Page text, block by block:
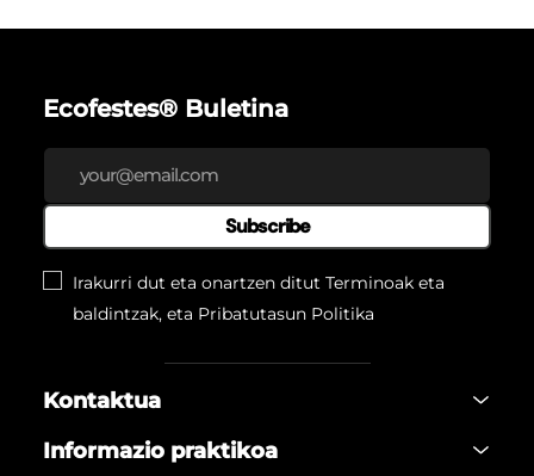
Ecofestes® Buletina
Subscribe
Irakurri dut eta onartzen ditut Terminoak eta
baldintzak, eta Pribatutasun Politika
Kontaktua
Informazio praktikoa